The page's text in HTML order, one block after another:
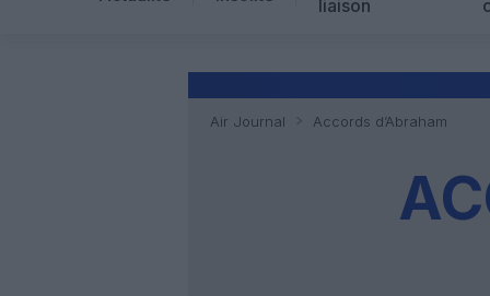
liaison
Air Journal Accords d’Abraham